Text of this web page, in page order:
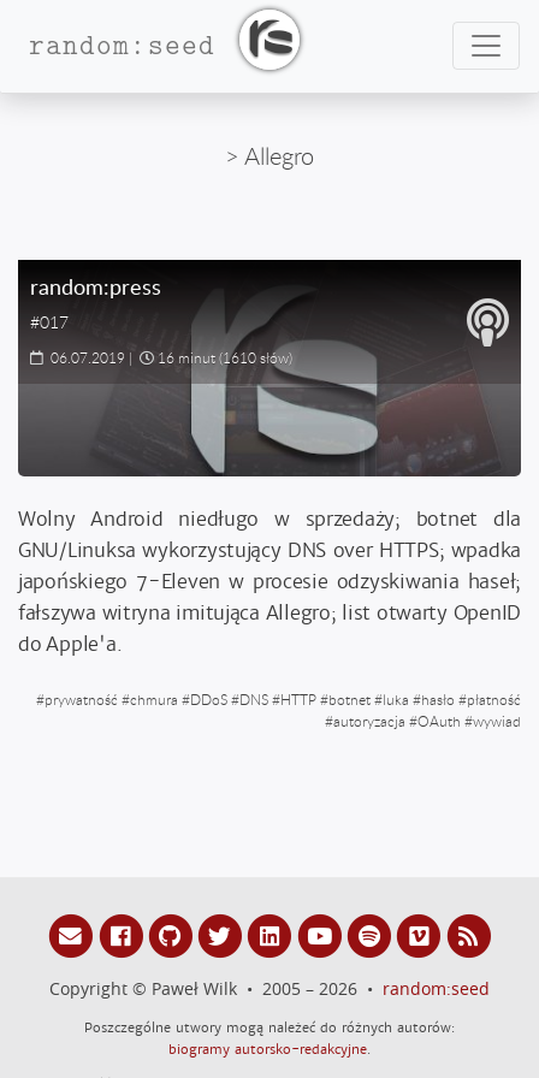
random:seed
> Allegro
random:press
#017
06.07.2019 | 16 minut(1610 słów)
Wolny Android niedługo w sprzedaży; botnet dla
GNU/Linuksa wykorzystujący DNS over HTTPS; wpadka
japońskiego 7-Eleven w procesie odzyskiwania haseł;
fałszywa witryna imitująca Allegro; list otwarty OpenID
do Apple'a.
#prywatność #chmura #DDoS#DNS#HTTP#botnet#luka #hasło #płatność
#autoryzacja #OAuth #wywiad
Copyright © Paweł Wilk • 2005 – 2026 • random:seed
Poszczególne utwory mogą należeć do różnych autorów:
biogramy autorsko-redakcyjne